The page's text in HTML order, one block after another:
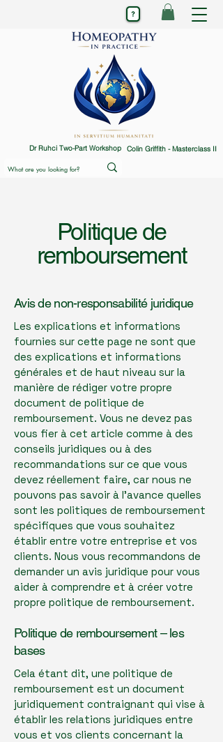
Dr Ruhci Two-Part Workshop Colin Griffith - Masterclass II
Politique de
remboursement
Avis de non-responsabilité juridique
Les explications et informations
fournies sur cette page ne sont que
des explications et informations
générales et de haut niveau sur la
manière de rédiger votre propre
document de politique de
remboursement. Vous ne devez pas
vous fier à cet article comme à des
conseils juridiques ou à des
recommandations sur ce que vous
devez réellement faire, car nous ne
pouvons pas savoir à l'avance quelles
sont les politiques de remboursement
spécifiques que vous souhaitez
établir entre votre entreprise et vos
clients. Nous vous recommandons de
demander un avis juridique pour vous
aider à comprendre et à créer votre
propre politique de remboursement.
Politique de remboursement – les
bases
Cela étant dit, une politique de
remboursement est un document
juridiquement contraignant qui vise à
établir les relations juridiques entre
vous et vos clients concernant la